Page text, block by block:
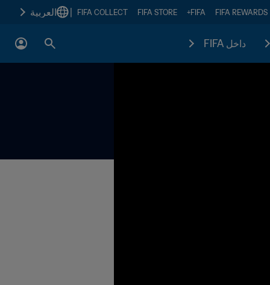
FIFA REWARDS
FIFA+
FIFA STORE
FIFA COLLECT العربية
داخل FIFA